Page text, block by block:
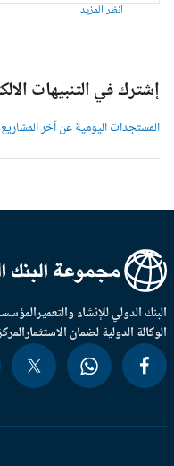
انظر المزيد
إشترك في التنبيهات
المستجدات اليومية عن آخر المشاريع
الدولي للإنشاء والتعميرالمؤسسة
الدولية لضمان الاستثمارالمركز